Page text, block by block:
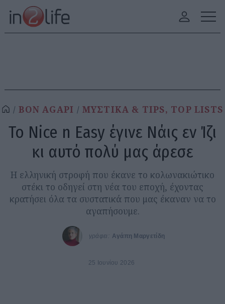
BON AGAPI ΜΥΣΤΙΚΑ & TIPS, TOP LISTS
Το Nice n Easy έγινε Νάις εν Ίζι
κι αυτό πολύ μας άρεσε
Η ελληνική στροφή που έκανε το κολωνακιώτικο
στέκι το οδηγεί στη νέα του εποχή, έχοντας
κρατήσει όλα τα συστατικά που μας έκαναν να το
αγαπήσουμε.
γράφει: Αγάπη Μαργετίδη
25 Ιουνίου 2026